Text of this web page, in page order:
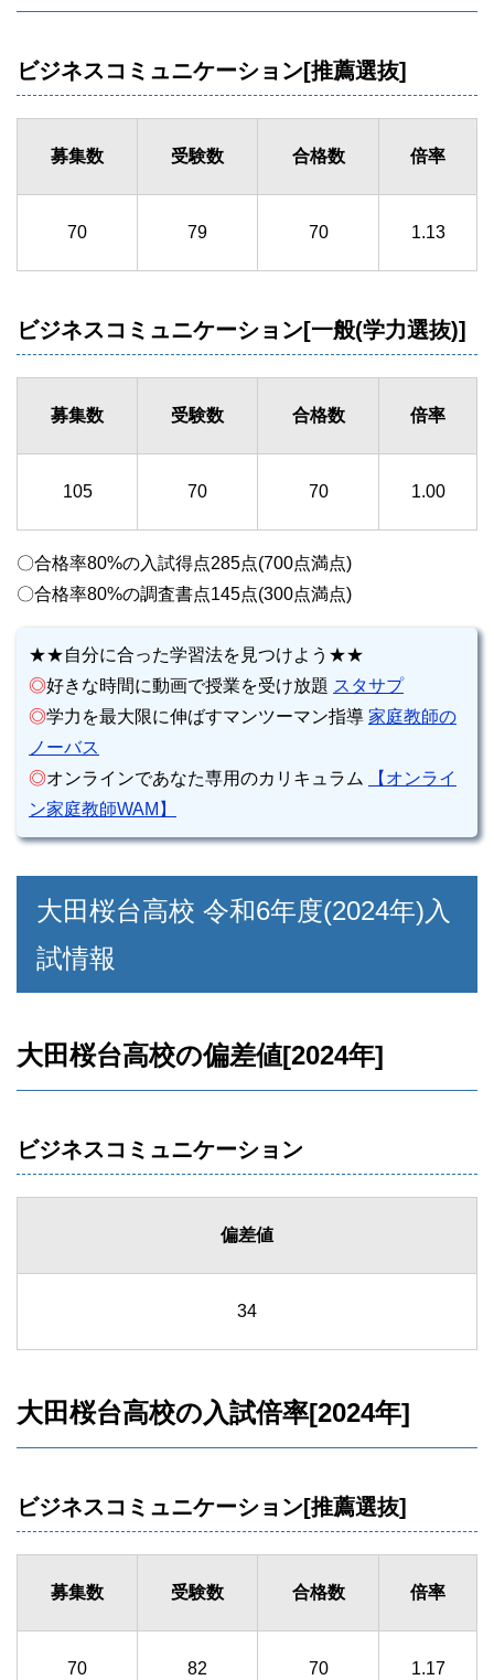
ビジネスコミュニケーション[推薦選抜]
募集数 受験数 合格数 倍率
70 79 70 1.13
ビジネスコミュニケーション[一般(学力選抜)]
募集数 受験数 合格数 倍率
105 70 70 1.00
〇合格率80%の入試得点285点(700点満点)
〇合格率80%の調査書点145点(300点満点)
★★自分に合った学習法を見つけよう★★
◎好きな時間に動画で授業を受け放題 スタサプ
◎学力を最大限に伸ばすマンツーマン指導 家庭教師の
ノーバス
◎オンラインであなた専用のカリキュラム
【オンライ
ン家庭教師WAM】
大田桜台高校 令和6年度(2024年)入
試情報
大田桜台高校の偏差値[2024年]
ビジネスコミュニケーション
偏差値
34
大田桜台高校の入試倍率[2024年]
ビジネスコミュニケーション[推薦選抜]
募集数 受験数 合格数 倍率
70 82 70 1.17